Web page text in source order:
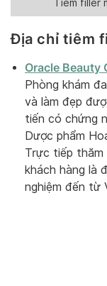
Tiêm filler
Địa chỉ tiêm
Oracle Beauty
Phòng khám
và làm đẹp
tiến có chứng
Dược phẩm
Trực tiếp thăm
khách hàng là
nghiệm đến từ